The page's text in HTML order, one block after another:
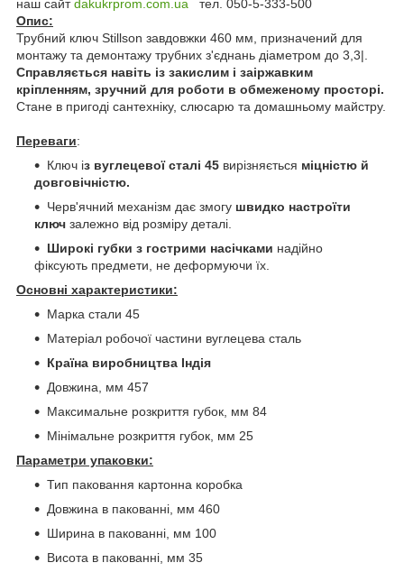
наш сайтdakukrprom.com.ua тел. 050-5-333-500
Опис:
Трубний ключ Stillson завдовжки 460 мм, призначений для
монтажу та демонтажу трубних з'єднань діаметром до 3,3|.
Справляється навіть із закислим і заіржавким
кріпленням, зручний для роботи в обмеженому просторі.
Стане в пригоді сантехніку, слюсарю та домашньому майстру.
Переваги:
Ключ із вуглецевої сталі 45 вирізняється міцністю й
довговічністю.
Черв'ячний механізм дає змогу швидко настроїти
ключ залежно від розміру деталі.
Широкі губки з гострими насічками надійно
фіксують предмети, не деформуючи їх.
Основні характеристики:
Марка стали 45
Матеріал робочої частини вуглецева сталь
Країна виробництва Індія
Довжина, мм 457
Максимальне розкриття губок, мм 84
Мінімальне розкриття губок, мм 25
Параметри упаковки:
Тип паковання картонна коробка
Довжина в пакованні, мм 460
Ширина в пакованні, мм 100
Висота в пакованні, мм 35